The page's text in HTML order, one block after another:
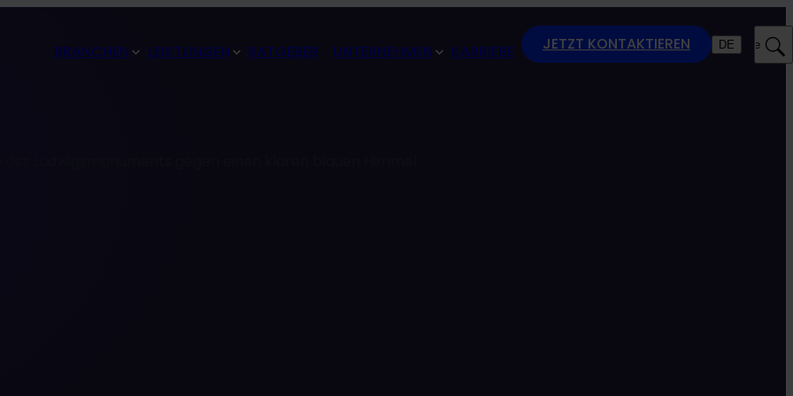
BRANCHEN LEISTUNGEN RATGEBER UNTERNEHMEN KARRIERE JETZT KONTAKTIEREN DESuche